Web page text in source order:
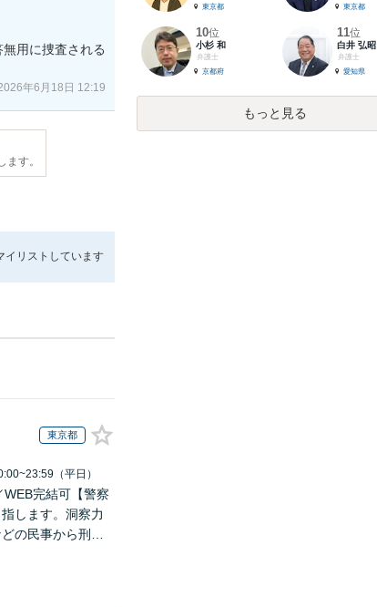
用に捜査される
年6月18日 12:19
す。
イリストしています
東京都
（平日）
完結可【警察
します。洞察力
の民事から刑事
東京都
東京都
10位
小杉 和
弁護士
京都府
11位
白井 弘昭
弁護士
愛知県
もっと見る